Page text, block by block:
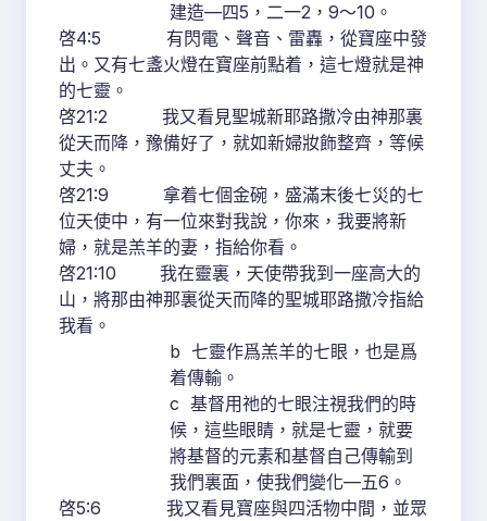
建造—四5，二一2，9～10。
啓4:5 有閃電、聲音、雷轟，從寶座中發
出。又有七盞火燈在寶座前點着，這七燈就是神
的七靈。
啓21:2 我又看見聖城新耶路撒冷由神那裏
從天而降，豫備好了，就如新婦妝飾整齊，等候
丈夫。
啓21:9 拿着七個金碗，盛滿末後七災的七
位天使中，有一位來對我說，你來，我要將新
婦，就是羔羊的妻，指給你看。
啓21:10 我在靈裏，天使帶我到一座高大的
山，將那由神那裏從天而降的聖城耶路撒冷指給
我看。
b 七靈作爲羔羊的七眼，也是爲
着傳輸。
c 基督用祂的七眼注視我們的時
候，這些眼睛，就是七靈，就要
將基督的元素和基督自己傳輸到
我們裏面，使我們變化—五6。
啓5:6 我又看見寶座與四活物中間，並眾